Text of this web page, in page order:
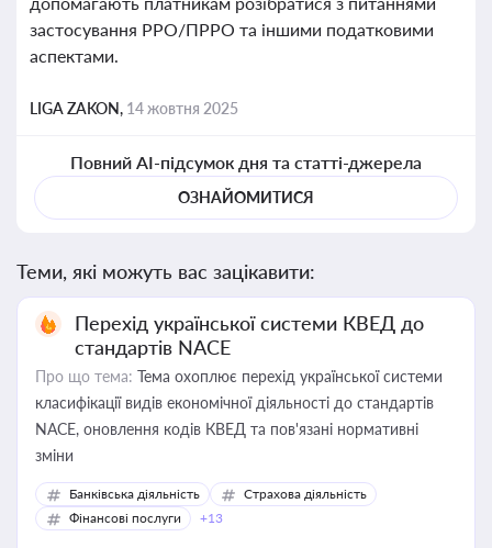
застосування РРО/ПРРО та іншими податковими
аспектами.
LIGA ZAKON, 14 жовтня 2025
Повний AI-підсумок дня та статті-джерела
ОЗНАЙОМИТИСЯ
Теми, які можуть вас зацікавити:
Перехід української системи КВЕД до
стандартів NACE
Про що тема: Тема охоплює перехід української системи
класифікації видів економічної діяльності до стандартів
NACE, оновлення кодів КВЕД та пов'язані нормативні
зміни
Банківська діяльність
Страхова діяльність
Фінансові послуги
+13